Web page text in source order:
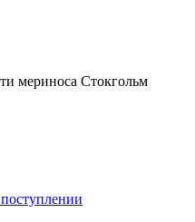
мериноса Стокгольм